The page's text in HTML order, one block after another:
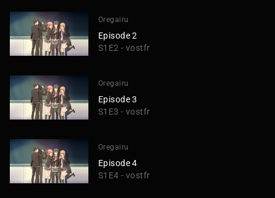
Oregairu
Episode 2
S1E2 - vostfr
Oregairu
Episode 3
S1E3 - vostfr
Oregairu
Episode 4
S1E4 - vostfr